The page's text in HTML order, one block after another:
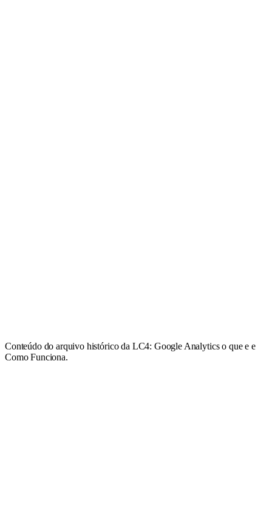
Conteúdo do arquivo histórico da LC4: Google Analytics o que e e
Como Funciona.